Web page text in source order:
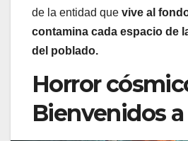
de la entidad que vive al
contamina cada espacio de
del poblado.
Horror
Bienvenidos a